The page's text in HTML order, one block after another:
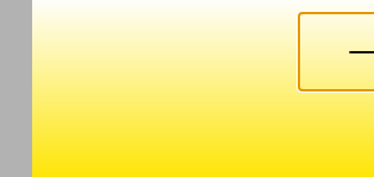
Комбінований лабораторний
штатив ШХЛ
⟶